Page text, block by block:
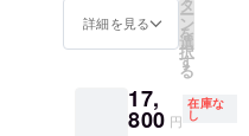
円の
24%OF
F
詳細を見る ー
ン
を
選
択
す
る
17,
800 円
在庫な
し